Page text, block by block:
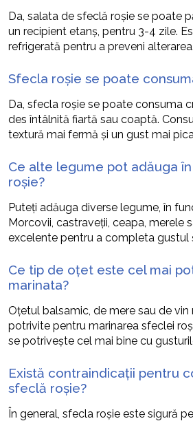
Da, salata de sfeclă roșie se poate
un recipient etanș, pentru 3-4 zile.
refrigerată pentru a preveni alterarea.
Sfecla roșie se poate
Da, sfecla roșie se poate consuma
des întâlnită fiartă sau coaptă.
textură mai fermă și un gust mai
Ce alte legume pot adăuga
roșie?
Puteți adăuga diverse legume, în
Morcovii, castraveții, ceapa, merele
excelente pentru a completa gustul
Ce tip de oțet este cel mai
marinata?
Oțetul balsamic, de mere sau de vin
potrivite pentru marinarea sfeclei
se potrivește cel mai bine cu
Există contraindicații pentru
sfeclă roșie?
În general, sfecla roșie este sigură